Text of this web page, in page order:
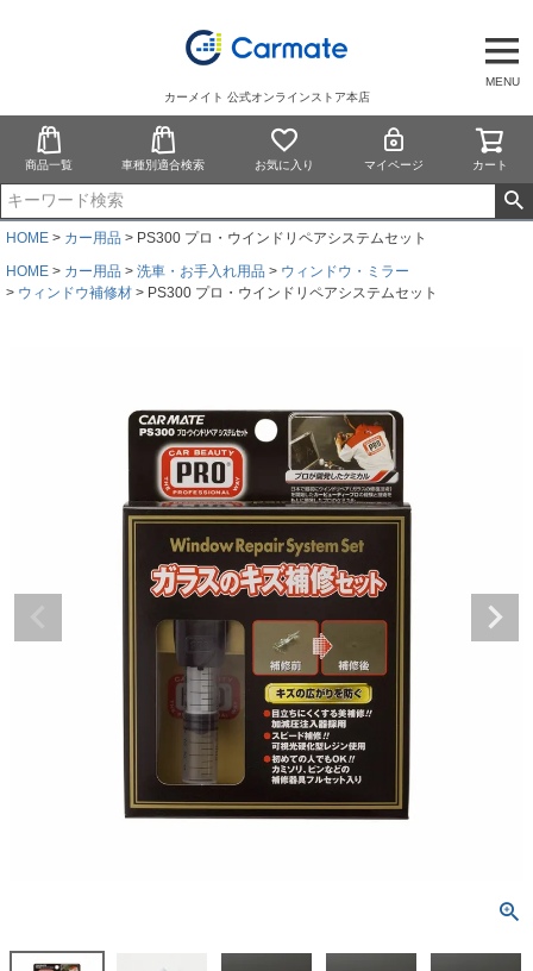
MENU
カーメイト 公式オンラインストア本店
商品一覧 車種別適合検索 お気に入り マイページ カート
HOME カー用品
PS300 プロ・ウインドリペアシステムセット
HOME
カー用品 洗車・お手入れ用品
ウィンドウ・ミラー
ウィンドウ補修材
PS300 プロ・ウインドリペアシステムセット